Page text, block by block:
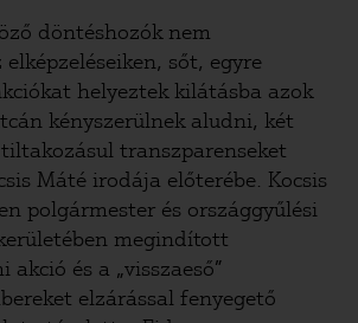
döntéshozók nem
sőt, egyre
helyeztek kilátásba azok
kényszerülnek aludni, két
transzparenseket
Máté irodája előterébe. Kocsis
polgármester és országgyűlési
megindított
akció és a „visszaeső”
elzárással fenyegető